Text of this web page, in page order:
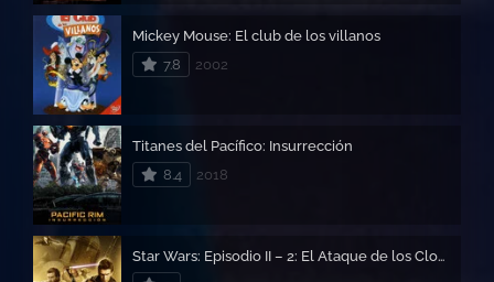
Mickey Mouse: El club de los villanos
7.8
2002
Titanes del Pacífico: Insurrección
8.4
2018
Star Wars: Episodio II – 2: El Ataque de los Clones